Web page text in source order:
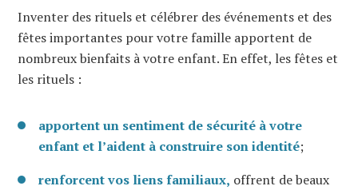
Inventer des rituels et célébrer des événements et des
fêtes importantes pour votre famille apportent de
nombreux bienfaits à votre enfant. En effet, les fêtes et
les rituels :
apportent un sentiment de sécurité à votre
enfant et l’aident à construire son identité;
renforcent vos liens familiaux, offrent de beaux